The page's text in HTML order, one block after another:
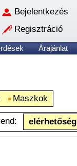
Bejelentkezés
Regisztráció
Árajánlat
Maszkok
elérhetőség